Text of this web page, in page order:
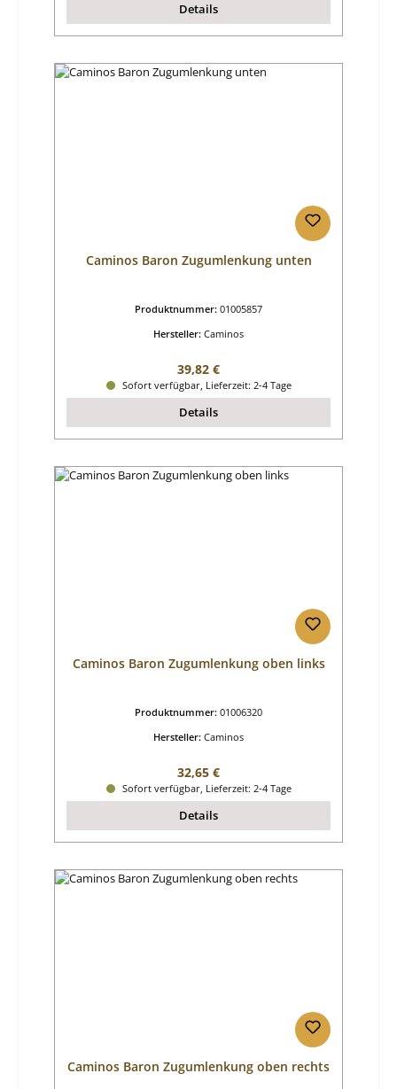
Details
Caminos Baron Zugumlenkung unten
Produktnummer: 01005857
Hersteller: Caminos
Regulärer Preis:
39,82 €
Sofort verfügbar, Lieferzeit: 2-4 Tage
Details
Caminos Baron Zugumlenkung oben links
Produktnummer: 01006320
Hersteller: Caminos
Regulärer Preis:
32,65 €
Sofort verfügbar, Lieferzeit: 2-4 Tage
Details
Caminos Baron Zugumlenkung oben rechts